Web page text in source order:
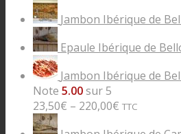
Jambon Ibérique de
Epaule Ibérique de
Jambon Ibérique de
Note 5.00sur 5
23,50€ – 220,00€ TTC